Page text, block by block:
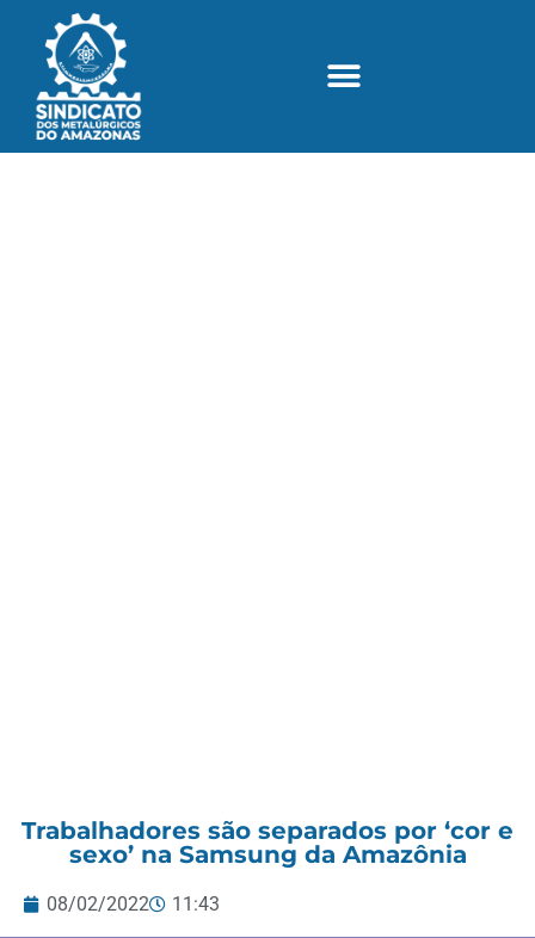
Trabalhadores são separados por ‘cor e
sexo’ na Samsung da Amazônia
08/02/2022 11:43